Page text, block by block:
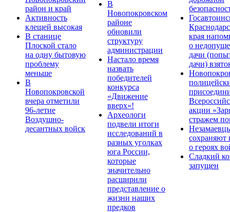
район и край
Активность
клещей высокая
В станице
Плоской стало
на одну бытовую
проблему
меньше
В
Новопокровской
вчера отметили
96-летие
Воздушно-
десантных войск
В
Новопокровском
районе
обновили
структуру
администрации
Настало время
назвать
победителей
конкурса
«Движение
вверх»!
Археологи
подвели итоги
исследований в
разных уголках
юга России,
которые
значительно
расширили
представление о
жизни наших
предков
края
о
дачи
дачи)
акции
стражем
сохраняют
о героях
Сладкий
запущен